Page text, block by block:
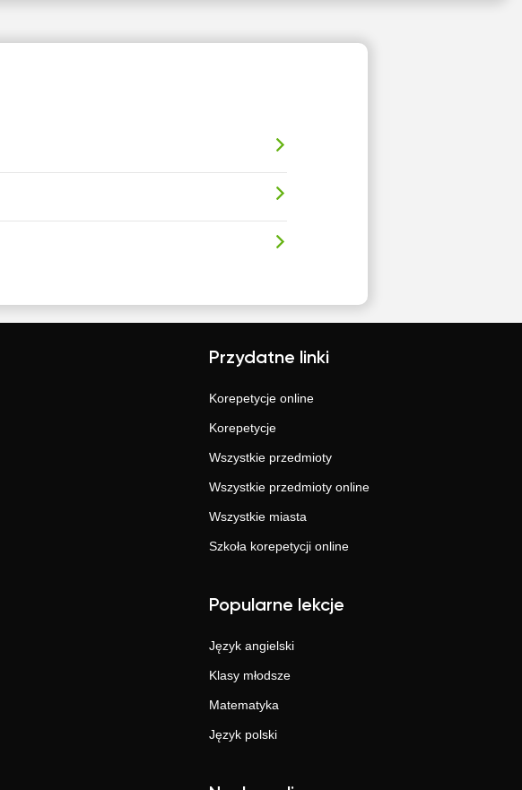
Przydatne linki
Korepetycje online
Korepetycje
Wszystkie przedmioty
Wszystkie przedmioty online
Wszystkie miasta
Szkoła korepetycji online
Popularne lekcje
Język angielski
Klasy młodsze
Matematyka
Język polski